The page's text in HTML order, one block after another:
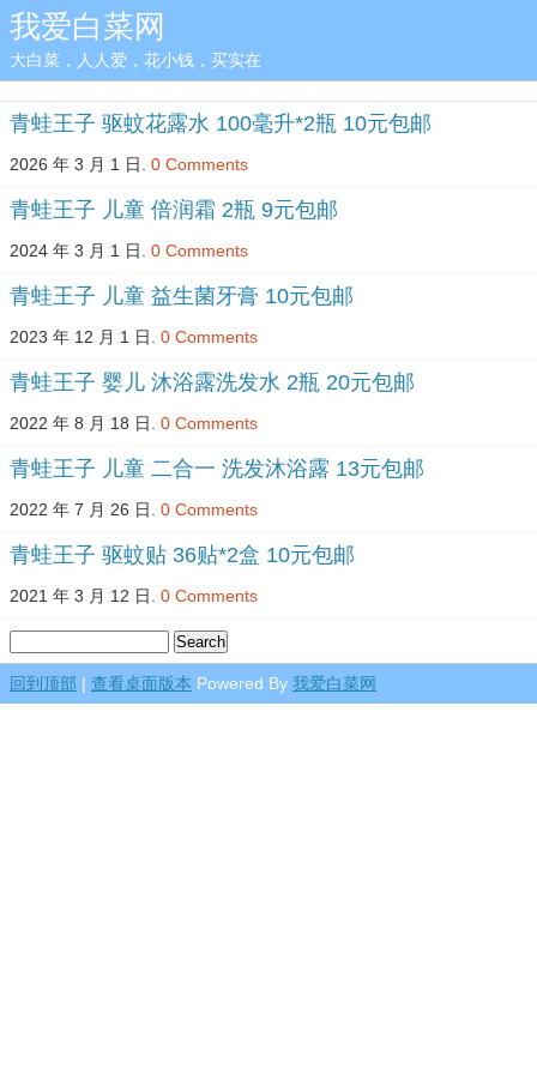
我爱白菜网
大白菜，人人爱，花小钱，买实在
青蛙王子 驱蚊花露水 100毫升*2瓶 10元包邮
2026 年 3 月 1 日. 0 Comments
青蛙王子 儿童 倍润霜 2瓶 9元包邮
2024 年 3 月 1 日. 0 Comments
青蛙王子 儿童 益生菌牙膏 10元包邮
2023 年 12 月 1 日. 0 Comments
青蛙王子 婴儿 沐浴露洗发水 2瓶 20元包邮
2022 年 8 月 18 日. 0 Comments
青蛙王子 儿童 二合一 洗发沐浴露 13元包邮
2022 年 7 月 26 日. 0 Comments
青蛙王子 驱蚊贴 36贴*2盒 10元包邮
2021 年 3 月 12 日. 0 Comments
回到顶部 | 查看桌面版本 Powered By 我爱白菜网